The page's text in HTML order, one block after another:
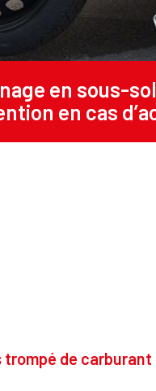
en sous-
en cas
trompé de carburant